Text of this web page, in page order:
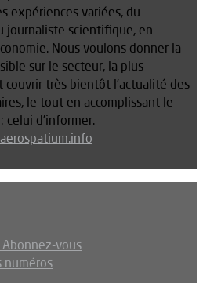
expériences variées, du
journaliste scientifique, en
Nous voulons donner la
sur le secteur, la plus
très bientôt l’actualité des
le tout en accomplissant le
d’informer.
vous
numéros